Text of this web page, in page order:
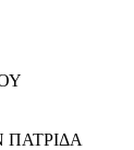
ΠΑΤΡΙΔΑ